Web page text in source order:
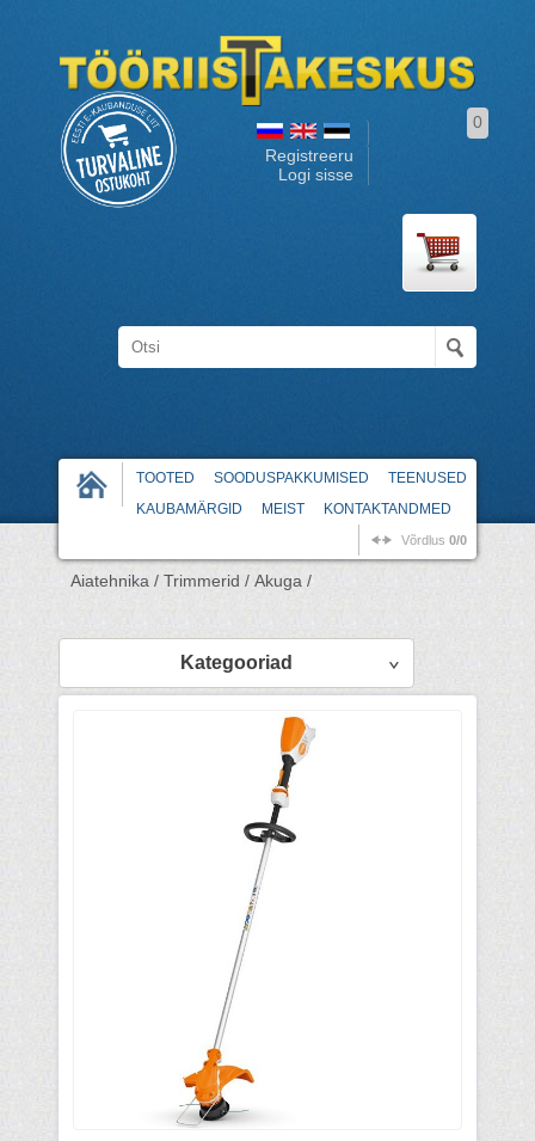
Registreeru
Logi sisse
0
TOOTED SOODUSPAKKUMISED
TEENUSED
KAUBAMÄRGID
MEIST KONTAKTANDMED
Võrdlus 0/0
Aiatehnika / Trimmerid / Akuga /
Kategooriad